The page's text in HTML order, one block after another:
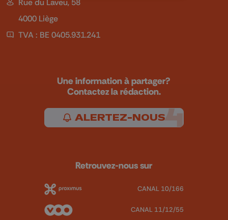
Rue du Laveu, 58
4000 Liège
TVA : BE 0405.931.241
Une information à partager?
Contactez la rédaction.
ALERTEZ-NOUS
Retrouvez-nous sur
CANAL 10/166
CANAL 11/12/55